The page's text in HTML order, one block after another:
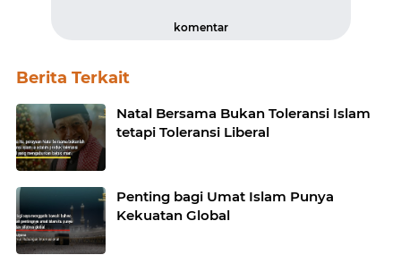
komentar
Berita Terkait
Natal Bersama Bukan Toleransi Islam
tetapi Toleransi Liberal
Penting bagi Umat Islam Punya
Kekuatan Global